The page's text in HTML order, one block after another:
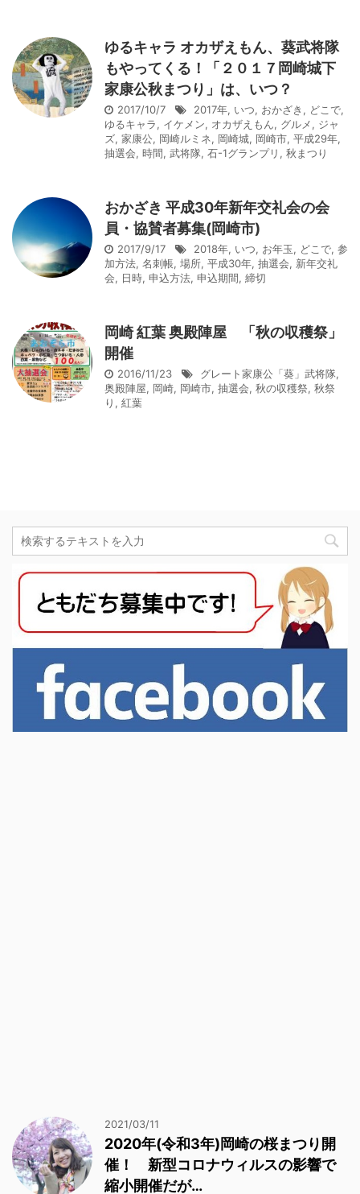
ゆるキャラ オカザえもん、葵武将隊
もやってくる！「２０１７岡崎城下
家康公秋まつり」は、いつ？
2017/10/7 2017年, いつ, おかざき , どこで,
ゆるキャラ, イケメン, オカザえもん, グルメ, ジャ
ズ, 家康公, 岡崎ルミネ, 岡崎城, 岡崎市, 平成29年,
抽選会, 時間, 武将隊, 石-1グランプリ , 秋まつり
おかざき 平成30年新年交礼会の会
員・協賛者募集(岡崎市)
2017/9/17 2018年, いつ, お年玉, どこで, 参
加方法, 名刺帳, 場所, 平成30年, 抽選会, 新年交礼
会, 日時, 申込方法, 申込期間, 締切
岡崎 紅葉 奥殿陣屋 「秋の収穫祭」
開催
2016/11/23 グレート家康公「葵」武将隊,
奥殿陣屋, 岡崎, 岡崎市, 抽選会, 秋の収穫祭, 秋祭
り , 紅葉
2021/03/11
2020年(令和3年)岡崎の桜まつり開
催！ 新型コロナウィルスの影響で
縮小開催だが…